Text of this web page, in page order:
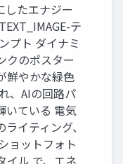
たエナジー
テ
プト ダイナミ
クのポスター
鮮やかな緑色
、AIの回路パ
いている 電気
イティング、
ョットフォト